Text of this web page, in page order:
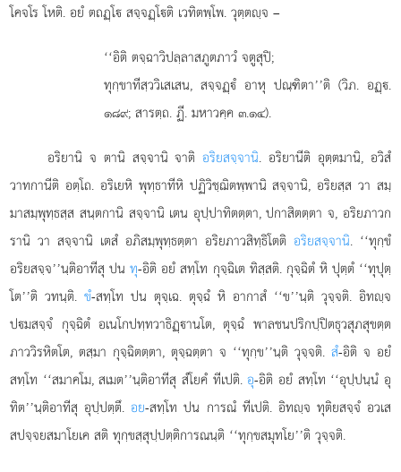
โคจโร โหติ. อยํ ตถฏฺโ สจฺจฏฺโติ เวทิตพฺโพ. วุตฺตฺจ –
‘‘อิติ ตจฺฉาวิปลฺลาสภูตภาวํ จตูสุปิ;
ทุกฺขาทีสฺววิเสเสน, สจฺจฏฺํ อาหุ ปณฺฑิตา’’ติ (วิภ. อฏฺ.
๑๘๙; สารตฺถ. ฏี. มหาวคฺค ๓.๑๔).
อริยานิ จ ตานิ สจฺจานิ จาติอริยสจฺจานิ. อริยานีติ อุตฺตมานิ, อวิสํ
วาทกานีติ อตฺโถ. อริเยหิ พุทฺธาทีหิ ปฏิวิชฺฌิตพฺพานิ สจฺจานิ, อริยสฺส วา สมฺ
มาสมฺพุทฺธสฺส สนฺตกานิ สจฺจานิ เตน อุปฺปาทิตตฺตา, ปกาสิตตฺตา จ, อริยภาวก
รานิ วา สจฺจานิ เตสํ อภิสมฺพุทฺธตฺตา อริยภาวสิทฺธิโตติ อริยสจฺจานิ. ‘‘ทุกฺขํ
อริยสจฺจ’’นฺติอาทีสุ ปนทุ-อิติ อยํ สทฺโท กุจฺฉิเต ทิสฺสติ. กุจฺฉิตํ หิ ปุตฺตํ ‘‘ทุปุตฺ
โต’’ติ วทนฺติ.ขํ-สทฺโท ปน ตุจฺเฉ. ตุจฺฉํ หิ อากาสํ ‘‘ข’’นฺติ วุจฺจติ. อิทฺจ
ปมสจฺจํ กุจฺฉิตํ อเนโกปทฺทวาธิฏฺานโต, ตุจฺฉํ พาลชนปริกปฺปิตธุวสุภสุขตฺต
ภาววิรหิตโต, ตสฺมา กุจฺฉิตตฺตา, ตุจฺฉตฺตา จ ‘‘ทุกฺข’’นฺติ วุจฺจติ. สํ-อิติ จ อยํ
สทฺโท ‘‘สมาคโม, สเมต’’นฺติอาทีสุ สํโยคํ ทีเปติ.อุ-อิติ อยํ สทฺโท ‘‘อุปฺปนฺนํ อุ
ทิต’’นฺติอาทีสุ อุปฺปตฺตึ.อย-สทฺโท ปน การณํ ทีเปติ. อิทฺจ ทุติยสจฺจํ อวเส
สปจฺจยสมาโยเค สติ ทุกฺขสฺสุปฺปตฺติการณนฺติ ‘‘ทุกฺขสมุทโย’’ติ วุจฺจติ.